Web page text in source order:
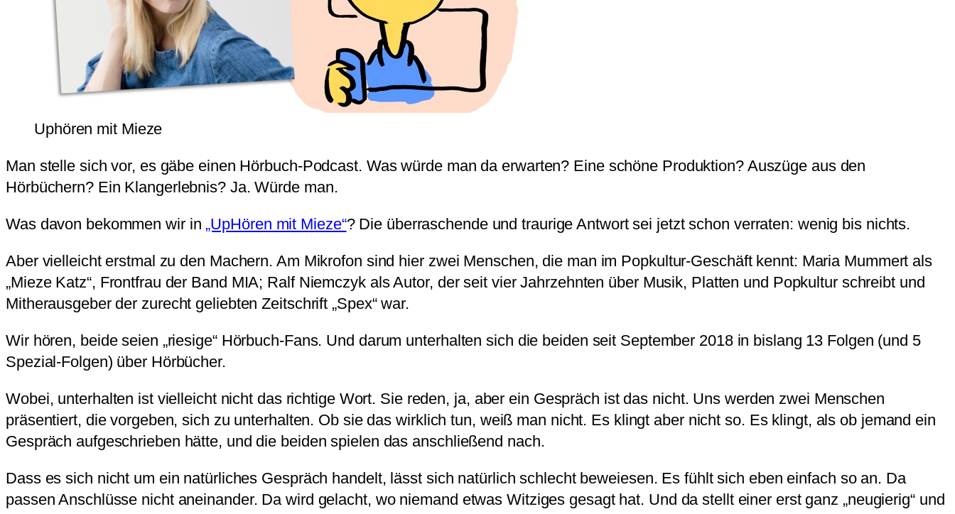
Uphören mit Mieze
Man stelle sich vor, es gäbe einen Hörbuch-Podcast. Was würde man da erwarten? Eine schöne Produktion? Auszüge aus den
Hörbüchern? Ein Klangerlebnis? Ja. Würde man.
Was davon bekommen wir in„UpHören mit Mieze“? Die überraschende und traurige Antwort sei jetzt schon verraten: wenig bis nichts.
Aber vielleicht erstmal zu den Machern. Am Mikrofon sind hier zwei Menschen, die man im Popkultur-Geschäft kennt: Maria Mummert als
„Mieze Katz“, Frontfrau der Band MIA; Ralf Niemczyk als Autor, der seit vier Jahrzehnten über Musik, Platten und Popkultur schreibt und
Mitherausgeber der zurecht geliebten Zeitschrift „Spex“ war.
Wir hören, beide seien „riesige“ Hörbuch-Fans. Und darum unterhalten sich die beiden seit September 2018 in bislang 13 Folgen (und 5
Spezial-Folgen) über Hörbücher.
Wobei, unterhalten ist vielleicht nicht das richtige Wort. Sie reden, ja, aber ein Gespräch ist das nicht. Uns werden zwei Menschen
präsentiert, die vorgeben, sich zu unterhalten. Ob sie das wirklich tun, weiß man nicht. Es klingt aber nicht so. Es klingt, als ob jemand ein
Gespräch aufgeschrieben hätte, und die beiden spielen das anschließend nach.
Dass es sich nicht um ein natürliches Gespräch handelt, lässt sich natürlich schlecht beweiesen. Es fühlt sich eben einfach so an. Da
passen Anschlüsse nicht aneinander. Da wird gelacht, wo niemand etwas Witziges gesagt hat. Und da stellt einer erst ganz „neugierig“ und